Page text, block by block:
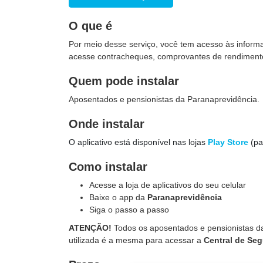
O que é
Por meio desse serviço, você tem acesso às
acesse contracheques, comprovantes de
Quem pode instalar
Aposentados e pensionistas da Paranaprevidência.
Onde instalar
O aplicativo está disponível nas lojas Play Store
Como instalar
Acesse a loja de aplicativos do seu celular
Baixe o app da Paranaprevidência
Siga o passo a passo
ATENÇÃO! Todos os aposentados e pensionistas
utilizada é a mesma para acessar a Central de